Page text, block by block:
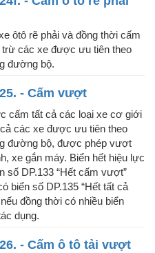
ôtô rẽ phải và đồng thời cấm
trừ các xe được ưu tiên theo
đường bộ.
- Cấm vượt
cấm tất cả các loại xe cơ giới
các xe được ưu tiên theo
đường bộ, được phép vượt
xe gắn máy. Biển hết hiệu lực
số DP.133 “Hết cấm vượt”
biển số DP.135 “Hết tất cả
đồng thời có nhiều biển
dụng.
- Cấm ô tô tải vượt